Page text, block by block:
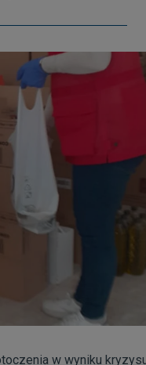
w wyniku